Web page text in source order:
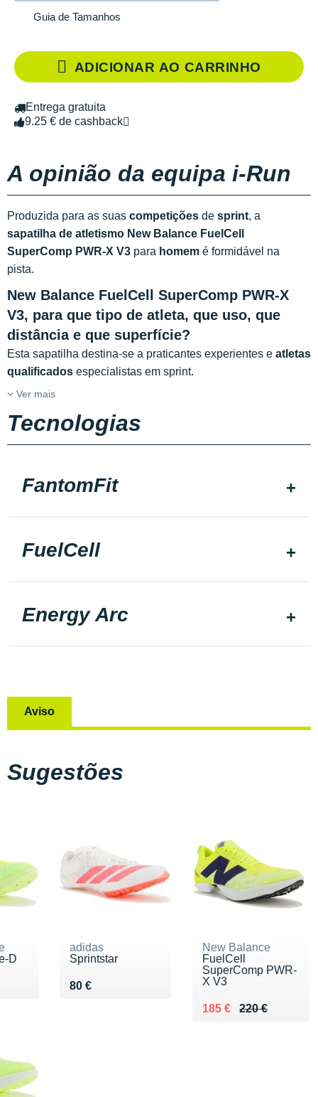
Guia de Tamanhos
ADICIONAR AO CARRINHO
Entrega gratuita
9.25 € de cashback
A opinião da equipa i-Run
Produzida para as suas competições de sprint, a
sapatilha de atletismo New Balance FuelCell
SuperComp PWR-X V3 para homem é formidável na
pista.
New Balance FuelCell SuperComp PWR-X
V3, para que tipo de atleta, que uso, que
distância e que superfície?
Esta sapatilha destina-se a praticantes experientes e atletas
qualificados especialistas em sprint.
Ver mais
Tecnologias
FantomFit
FuelCell
Energy Arc
Aviso
Sugestões
D
adidas
Sprintstar
80 €
Vendu 80 €
New Balance
FuelCell
SuperComp PWR-
X V3
220 €
Au lieu de 220 €
185 €
Vendu 185 €